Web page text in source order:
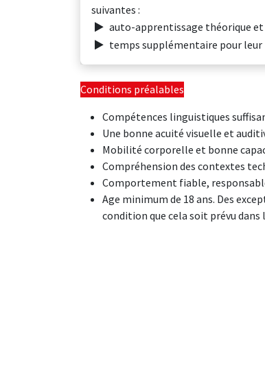
suivantes :
auto-apprentissage théorique
temps supplémentaire pour
Conditions préalables
Compétences linguistiques
Une bonne acuité visuelle et
Mobilité corporelle et bonne
Compréhension des contextes
Comportement fiable,
Age minimum de 18 ans. Des
condition que cela soit prévu